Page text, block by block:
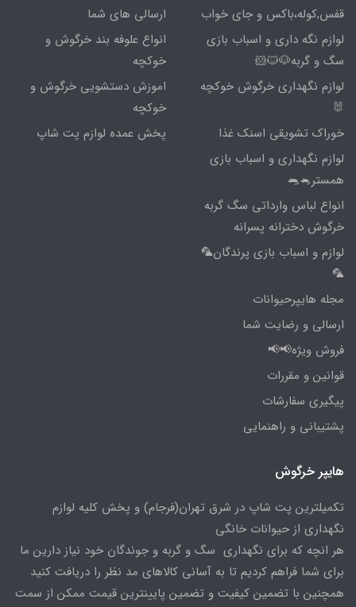
قفس,کوله،باکس و جای خواب
لوازم نگه داری و اسباب بازی
سگ و گربه🐶🐱🐹
لوازم نگهداری خرگوش خوکچه
🐰
خوراک تشویقی اسنک غذا
لوازم نگهداری و اسباب بازی
همستر🐁🐀
انواع لباس وارداتی سگ گربه
خرگوش دخترانه پسرانه
لوازم و اسباب بازی پرندگان🦜
🦜
مجله هایپرحیوانات
ارسالی و رضایت شما
فروش ویژه📢📢
قوانین و مقررات
پیگیری سفارشات
پشتیبانی و راهنمایی
ارسالی های شما
انواع علوفه بند خرگوش و
خوکچه
اموزش دستشویی خرگوش و
خوکچه
پخش عمده لوازم پت شاپ
هایپر خرگوش
تکمیلترین پت شاپ در شرق تهران(فرجام) و پخش کلیه لوازم
نگهداری از حیوانات خانگی
هر انچه که برای نگهداری سگ و گربه و جوندگان خود نیاز دارین ما
برای شما فراهم کردیم تا به آسانی کالاهای مد نظر را دریافت کنید
همچنین با تضمین کیفیت و تضمین پایینترین قیمت ممکن از سمت